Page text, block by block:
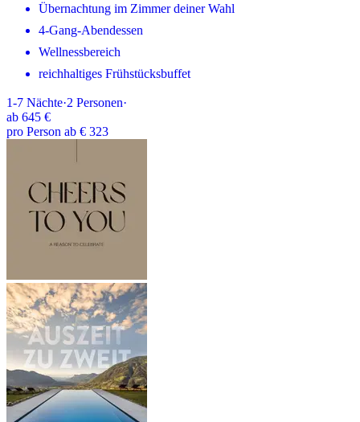
Übernachtung im Zimmer deiner Wahl
4-Gang-Abendessen
Wellnessbereich
reichhaltiges Frühstücksbuffet
1-7 Nächte·2 Personen·
ab 645 €
pro Person ab € 323